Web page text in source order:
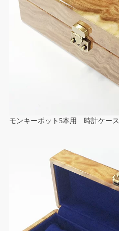
モンキーポット5本用 時計ケース